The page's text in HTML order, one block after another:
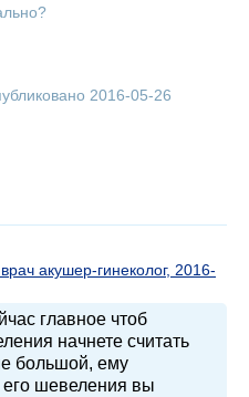
2016-05-26
акушер-гинеколог, 2016-
главное чтоб
начнете считать
большой, ему
его шевеления вы